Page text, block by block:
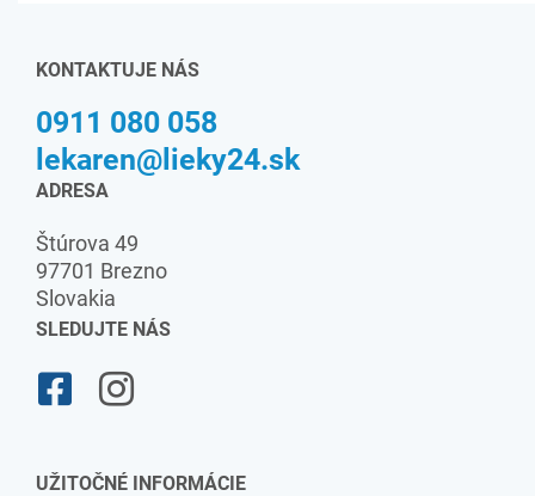
KONTAKTUJE NÁS
0911 080 058
lekaren@lieky24.sk
ADRESA
Štúrova 49
97701 Brezno
Slovakia
SLEDUJTE NÁS
UŽITOČNÉ INFORMÁCIE